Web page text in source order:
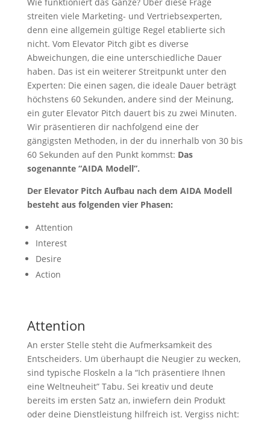
streiten viele Marketing- und Vertriebsexperten,
denn eine allgemein gültige Regel etablierte sich
nicht. Vom Elevator Pitch gibt es diverse
Abweichungen, die eine unterschiedliche Dauer
haben. Das ist ein weiterer Streitpunkt unter den
Experten: Die einen sagen, die ideale Dauer beträgt
höchstens 60 Sekunden, andere sind der Meinung,
ein guter Elevator Pitch dauert bis zu zwei Minuten.
Wir präsentieren dir nachfolgend eine der
gängigsten Methoden, in der du innerhalb von 30 bis
60 Sekunden auf den Punkt kommst: Das
sogenannte “AIDA Modell”.
Der Elevator Pitch Aufbau nach dem AIDA Modell
besteht aus folgenden vier Phasen:
Attention
Interest
Desire
Action
Attention
An erster Stelle steht die Aufmerksamkeit des
Entscheiders. Um überhaupt die Neugier zu wecken,
sind typische Floskeln a la “Ich präsentiere Ihnen
eine Weltneuheit” Tabu. Sei kreativ und deute
bereits im ersten Satz an, inwiefern dein Produkt
oder deine Dienstleistung hilfreich ist. Vergiss nicht: